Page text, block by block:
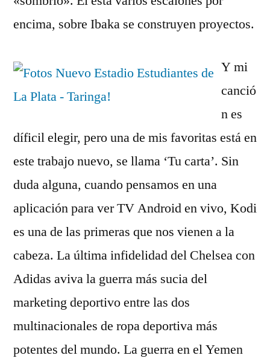
encima, sobre Ibaka se construyen proyectos.
Y mi
canció
n es
díficil elegir, pero una de mis favoritas está en
este trabajo nuevo, se llama ‘Tu carta’. Sin
duda alguna, cuando pensamos en una
aplicación para ver TV Android en vivo, Kodi
es una de las primeras que nos vienen a la
cabeza. La última infidelidad del Chelsea con
Adidas aviva la guerra más sucia del
marketing deportivo entre las dos
multinacionales de ropa deportiva más
potentes del mundo. La guerra en el Yemen